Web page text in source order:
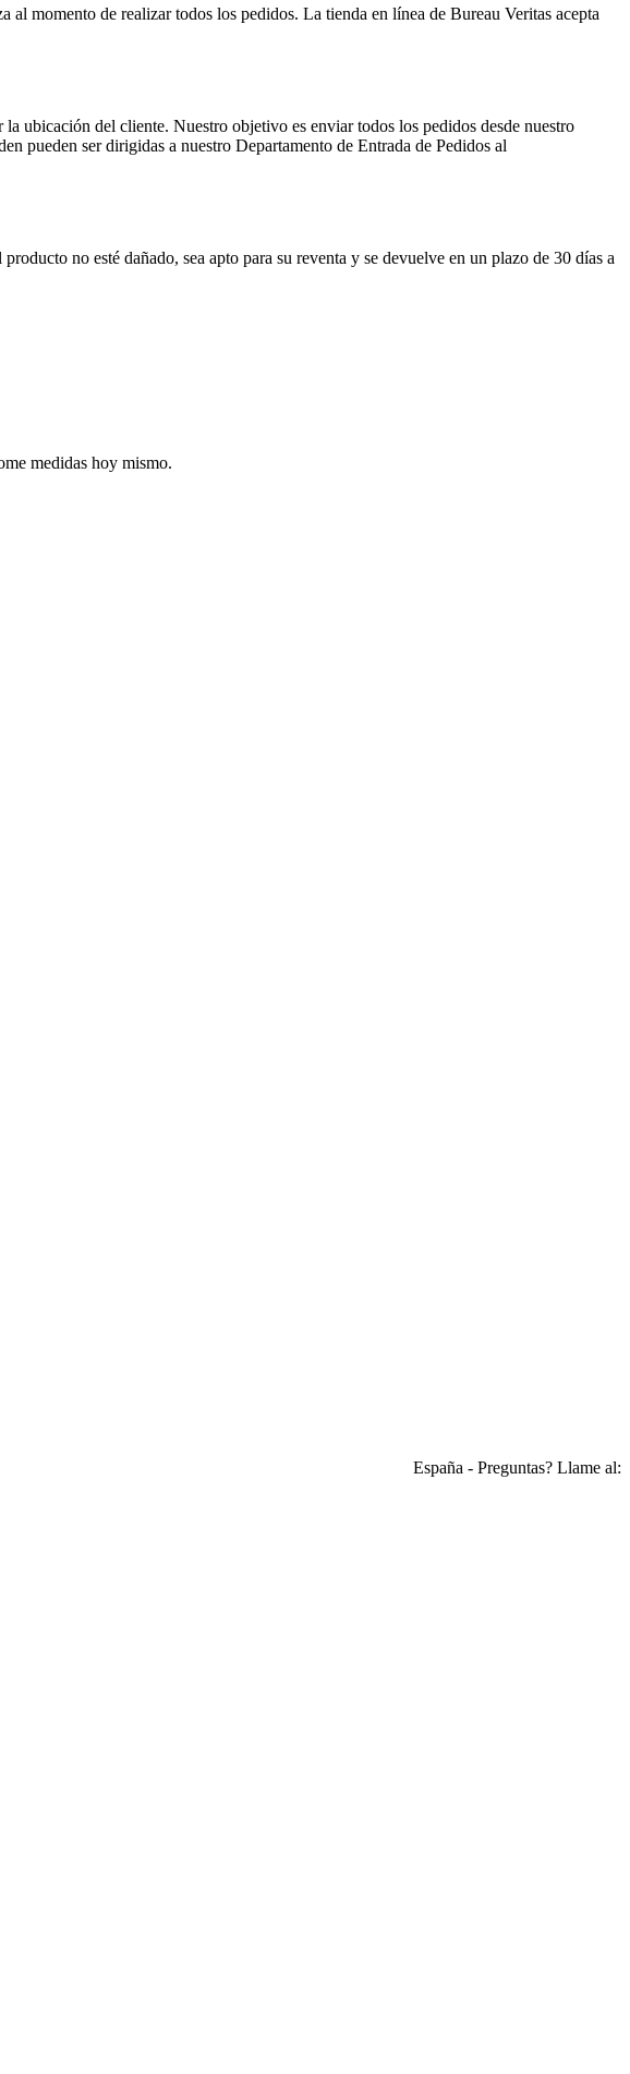
momento de realizar todos los pedidos. La tienda en línea de Bureau Veritas acepta
ubicación del cliente. Nuestro objetivo es enviar todos los pedidos desde nuestro
pueden ser dirigidas a nuestro Departamento de Entrada de Pedidos al
no esté dañado, sea apto para su reventa y se devuelve en un plazo de 30 días a
medidas hoy mismo.
España - Preguntas? Llame al: